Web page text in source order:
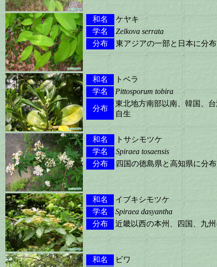
和名
ケヤキ
学名
Zelkova serrata
分布
東アジアの一部と日本に分布
和名
トベラ
学名
Pittosporum tobira
分布
東北地方南部以南、韓国、
自生
和名
トサシモツケ
学名
Spiraea tosaensis
分布
四国の徳島県と高知県に分布
和名
イブキシモツケ
学名
Spiraea dasyantha
分布
近畿以西の本州、四国、九
和名
ビワ